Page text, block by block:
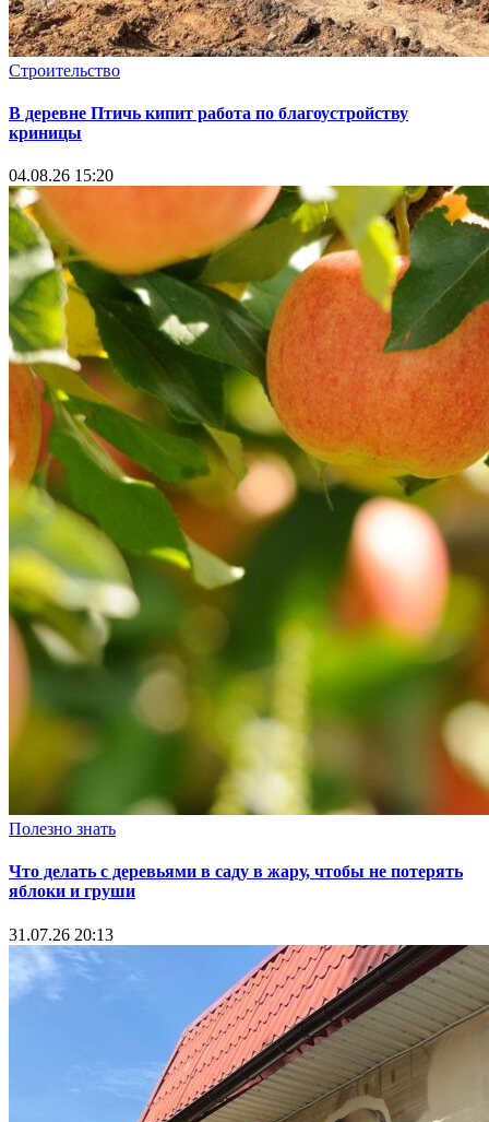
Строительство
В деревне Птичь кипит работа по благоустройству
криницы
04.08.26 15:20
Полезно знать
Что делать с деревьями в саду в жару, чтобы не потерять
яблоки и груши
31.07.26 20:13